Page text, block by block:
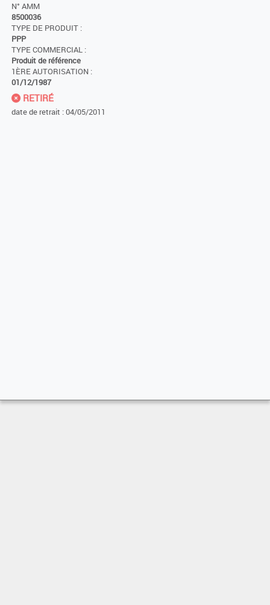
N° AMM
8500036
TYPE DE PRODUIT :
PPP
TYPE COMMERCIAL :
Produit de référence
1ÈRE AUTORISATION :
01/12/1987
RETIRÉ
date de retrait : 04/05/2011